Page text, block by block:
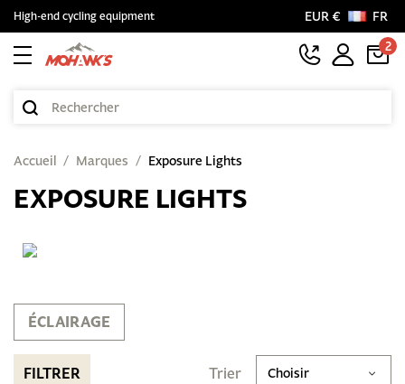
High-end cycling equipment EUR €
FR
2
Accueil Marques Exposure Lights
EXPOSURE LIGHTS
ÉCLAIRAGE
FILTRER Trier Choisir